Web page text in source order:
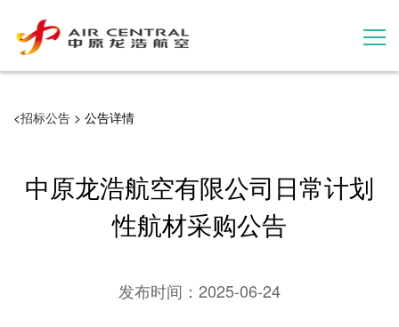
用户案例
<招标公告 > 公告详情
中原龙浩航空有限公司日常计划
性航材采购公告
发布时间： 2025-06-24